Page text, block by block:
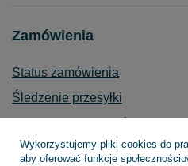
Zamówienia
Status zamówienia
Śledzenie przesyłki
Chcę zwrócić produkt
Wykorzystujemy pliki cookies do
aby oferować funkcje